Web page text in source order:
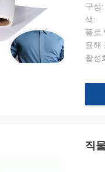
구성:
색:
용해
활성
직